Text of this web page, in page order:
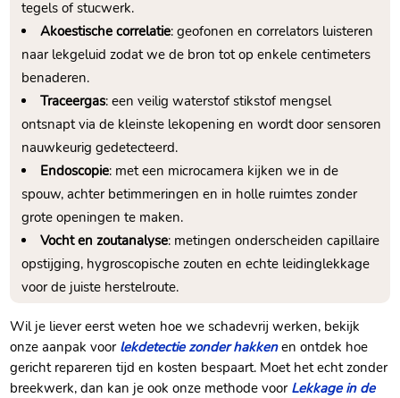
tegels of stucwerk.​
Akoestische correlatie: geofonen en correlators luisteren
naar lekgeluid zodat we de bron tot op enkele centimeters
benaderen.​
Traceergas: een veilig waterstof stikstof mengsel
ontsnapt via de kleinste lekopening en wordt door sensoren
nauwkeurig gedetecteerd.​
Endoscopie: met een microcamera kijken we in de
spouw, achter betimmeringen en in holle ruimtes zonder
grote openingen te maken.​
Vocht en zoutanalyse: metingen onderscheiden capillaire
opstijging, hygroscopische zouten en echte leidinglekkage
voor de juiste herstelroute.​
Wil je liever eerst weten hoe we schadevrij werken, bekijk
onze aanpak voor lekdetectie zonder hakkenen ontdek hoe
gericht repareren tijd en kosten bespaart.​ Moet het echt zonder
breekwerk, dan kan je ook onze methode voor Lekkage in de